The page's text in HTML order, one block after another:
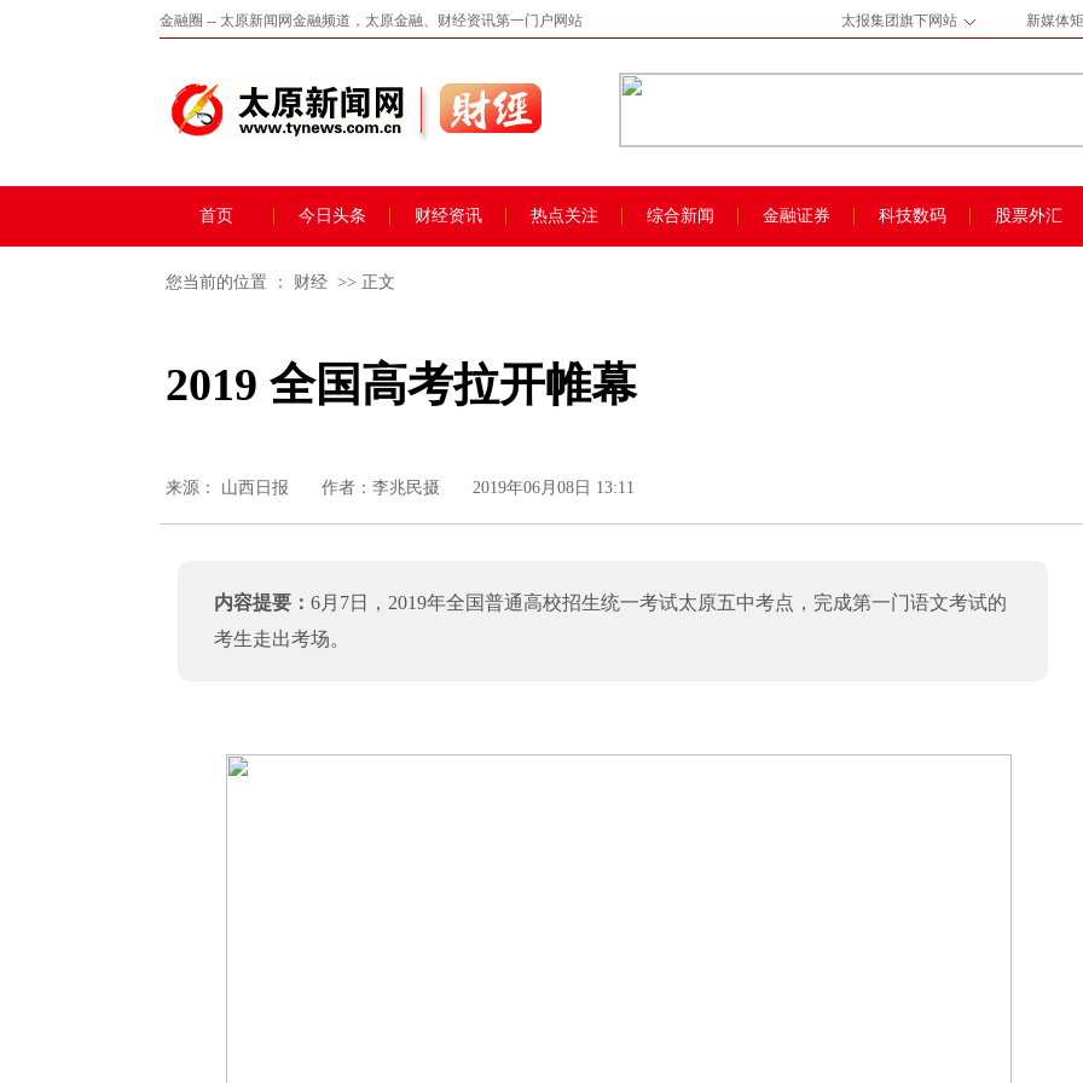
金融圈 -- 太原新闻网金融频道，太原金融、财经资讯第一门户网站 太报集团旗下网站 新媒体
首页 今日头条 财经资讯 热点关注 综合新闻 金融证券 科技数码 股票外汇
您当前的位置 ： 财经 >> 正文
2019 全国高考拉开帷幕
来源： 山西日报 作者：李兆民摄 2019年06月08日 13:11
内容提要： 6月7日，2019年全国普通高校招生统一考试太原五中考点，完成第一门语文考试的
考生走出考场。